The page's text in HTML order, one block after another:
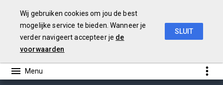
Wij gebruiken cookies om jou de best
mogelijke service te bieden. Wanneer je
verder navigeert accepteer je de
voorwaarden
SLUIT